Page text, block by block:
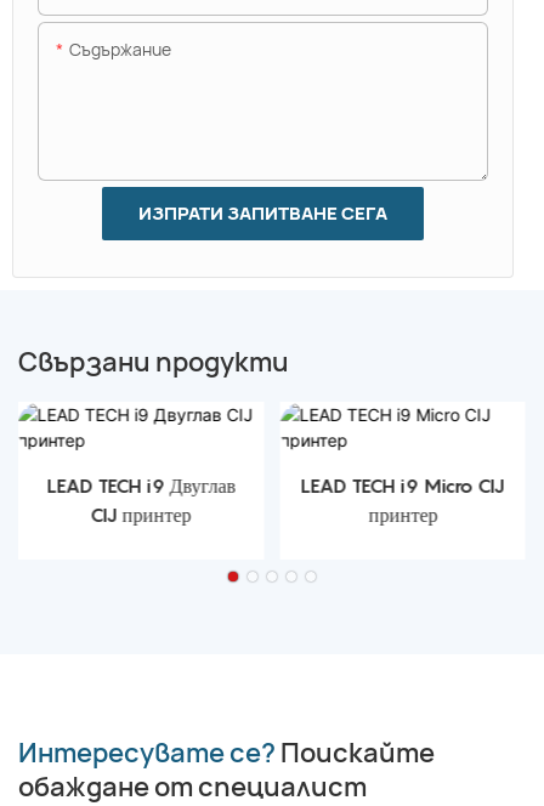
Съдържание
ИЗПРАТИ ЗАПИТВАНЕ СЕГА
Свързани продукти
LEAD TECH i9 Двуглав
CIJ принтер
LEAD TECH i9 Micro CIJ
принтер
Интересувате се? Поискайте
обаждане от специалист